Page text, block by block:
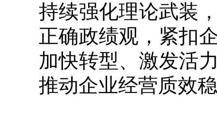
持续强化理论武装
正确政绩观，紧扣
加快转型、激发活
推动企业经营质效